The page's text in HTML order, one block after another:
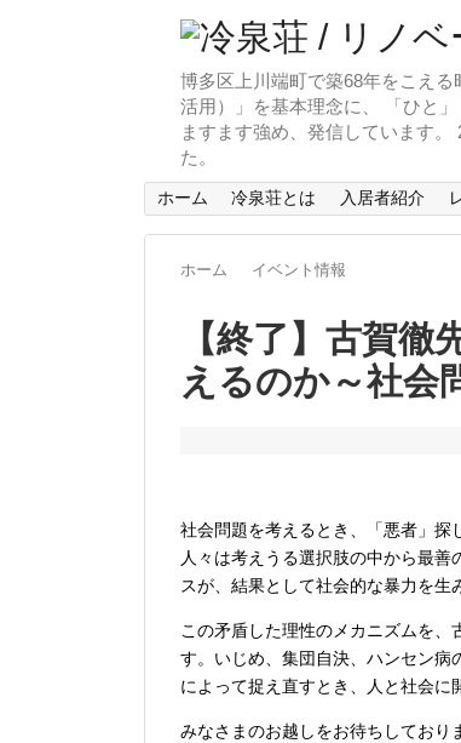
博多区上川端町で築68年をこえ
活用）」を基本理念に、 「ひと
ますます強め、発信しています
た。
ホーム 冷泉荘とは 入居者紹介
ホーム イベント情報
【終了】古賀
えるのか～社会
社会問題を考えるとき、「悪者」探
人々は考えうる選択肢の中から最
スが、結果として社会的な暴力を生
この矛盾した理性のメカニズムを
す。いじめ、集団自決、ハンセン病
によって捉え直すとき、人と社会に
みなさまのお越しをお待ちしており